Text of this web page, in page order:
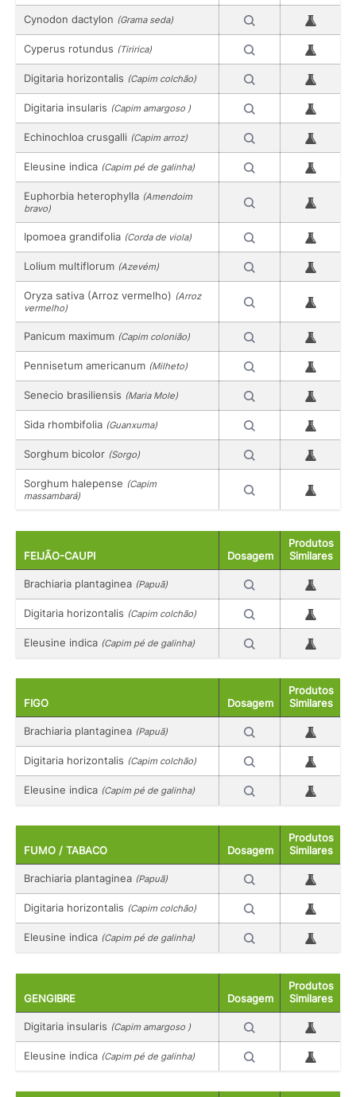
Cynodon dactylon (Grama seda)
Cyperus rotundus (Tiririca)
Digitaria horizontalis (Capim colchão)
Digitaria insularis (Capim amargoso )
Echinochloa crusgalli (Capim arroz)
Eleusine indica (Capim pé de galinha)
Euphorbia heterophylla (Amendoim
bravo)
Ipomoea grandifolia (Corda de viola)
Lolium multiflorum (Azevém)
Oryza sativa (Arroz vermelho) (Arroz
vermelho)
Panicum maximum (Capim colonião)
Pennisetum americanum (Milheto)
Senecio brasiliensis (Maria Mole)
Sida rhombifolia (Guanxuma)
Sorghum bicolor (Sorgo)
Sorghum halepense (Capim
massambará)
FEIJÃO-CAUPI Dosagem
Produtos
Similares
Brachiaria plantaginea (Papuã)
Digitaria horizontalis (Capim colchão)
Eleusine indica (Capim pé de galinha)
FIGO Dosagem
Produtos
Similares
Brachiaria plantaginea (Papuã)
Digitaria horizontalis (Capim colchão)
Eleusine indica (Capim pé de galinha)
FUMO / TABACO Dosagem
Produtos
Similares
Brachiaria plantaginea (Papuã)
Digitaria horizontalis (Capim colchão)
Eleusine indica (Capim pé de galinha)
GENGIBRE Dosagem
Produtos
Similares
Digitaria insularis (Capim amargoso )
Eleusine indica (Capim pé de galinha)